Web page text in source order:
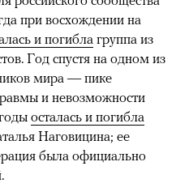
при восхождении на
и погиблагруппа из
Год спустя на одном из
мира — пике
и невозможности
осталась и погибла
Наговицина; ее
была официально